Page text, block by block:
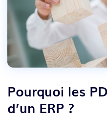
Pourquoi les
d’un ERP ?